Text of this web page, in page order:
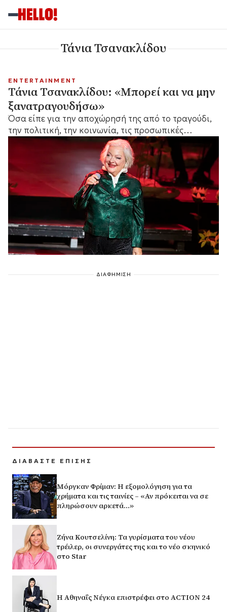
Τάνια Τσανακλίδου
ENTERTAINMENT
Τάνια Τσανακλίδου: «Μπορεί και να μην
ξανατραγουδήσω»
Όσα είπε για την αποχώρησή της από το τραγούδι,
την πολιτική, την κοινωνία, τις προσωπικές
απώλειες και όσα τη φοβίζουν στη σύγχρονη εποχή.
ΔΙΑΦΗΜΙΣΗ
ΔΙΑΒΑΣΤΕ ΕΠΙΣΗΣ
Μόργκαν Φρίμαν: Η εξομολόγηση για τα
χρήματα και τις ταινίες – «Αν πρόκειται να σε
πληρώσουν αρκετά…»
Ζήνα Κουτσελίνη: Τα γυρίσματα του νέου
τρέιλερ, οι συνεργάτες της και το νέο σκηνικό
στο Star
Η Αθηναΐς Νέγκα επιστρέφει στο ACTION 24